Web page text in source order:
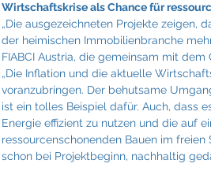
Wirtschaftskrise als Chance für
„Die ausgezeichneten Projekte zeigen,
der heimischen Immobilienbranche
FIABCI Austria, die gemeinsam mit
„Die Inflation und die aktuelle
voranzubringen. Der behutsame
ist ein tolles Beispiel dafür. Auch, dass
Energie effizient zu nutzen und die auf
ressourcenschonenden Bauen im
schon bei Projektbeginn, nachhaltig